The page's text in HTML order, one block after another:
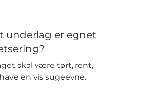
underlag er egnet
skal være tørt, rent,
en vis sugeevne.